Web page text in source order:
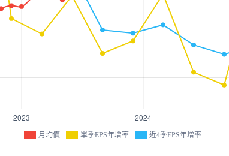
月均價 單季EPS年增率 近4季EPS年增率